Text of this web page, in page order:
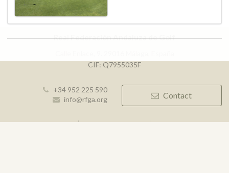
Real Federación Andaluza de Golf
CIF: Q7955035F
+34 952 225 590
info@rfga.org
Contact